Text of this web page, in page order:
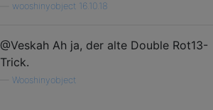
wooshinyobject 16.10.18
@Veskah Ah ja, der alte Double Rot13-
Trick.
Wooshinyobject